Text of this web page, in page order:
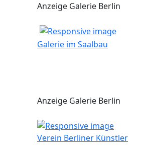
Anzeige Galerie Berlin
Galerie im Saalbau
Anzeige Galerie Berlin
Verein Berliner Künstler